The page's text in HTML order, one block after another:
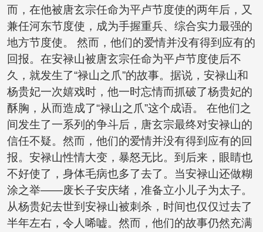
而，在他被唐玄宗任命为平卢节度使的两年后，又
兼任河东节度使，成为手握重兵、综合实力最强的
地方节度使。 然而，他们的爱情并没有得到应有的
回报。在安禄山被唐玄宗任命为平卢节度使后不
久，就发生了“禄山之爪”的故事。据说，安禄山和
杨贵妃一次嬉戏时，他一时忘情而抓破了杨贵妃的
酥胸，从而造成了“禄山之爪”这个成语。 在他们之
间发生了一系列的争斗后，唐玄宗最终对安禄山的
信任不疑。然而，他们的爱情并没有得到应有的回
报。安禄山性情大变，暴怒无比。到后来，眼睛也
不好使了，身体毛病也多了去了。当安禄山还做糊
涂之举——废长子安庆绪，准备立小儿子为太子。
从杨贵妃去世到安禄山被刺杀，时间也仅仅过去了
半年左右，令人唏嘘。然而，他们的故事仍然充满